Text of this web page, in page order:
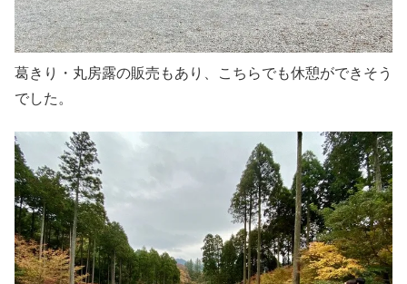
葛きり・丸房露の販売もあり、こちらでも休憩ができそう
でした。